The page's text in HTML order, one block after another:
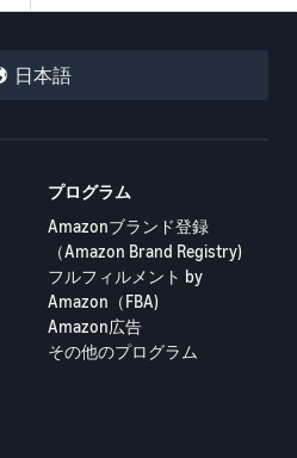
日本語
プログラム
Amazonブランド登録
（Amazon Brand Registry)
フルフィルメント by
Amazon（FBA)
Amazon広告
その他のプログラム